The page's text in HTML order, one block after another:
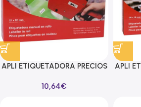
APLI ETIQUETADORA PRECIOS
CARACTERES
10,64€
APLI